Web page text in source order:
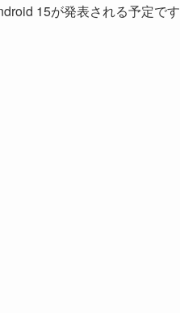
15が発表される予定です